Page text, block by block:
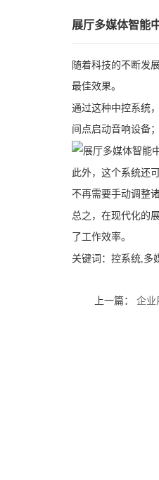
展厅多媒体智能
随着科技的不断发
最佳效果。
通过这种中控系统
间点启动音响设备
此外，这个系统还
不再需要手动调整
总之，在现代化的
了工作效率。
关键词： 控系统,多
上一篇： 企业